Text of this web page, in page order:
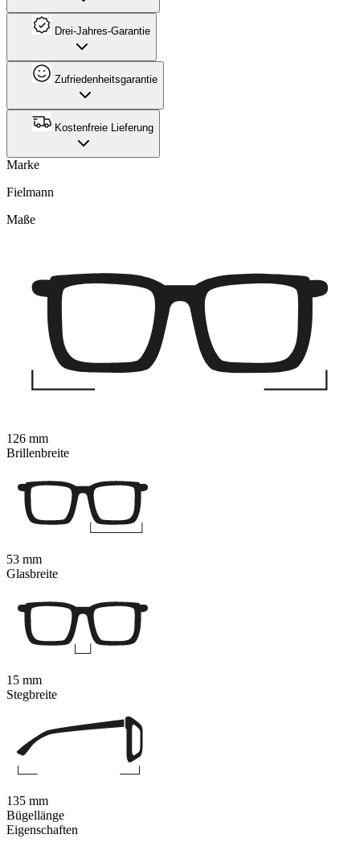
Drei-Jahres-Garantie
Zufriedenheitsgarantie
Kostenfreie Lieferung
Marke
Fielmann
Eigenschaften
Maße
126 mm
Brillenbreite
53 mm
Glasbreite
15 mm
Stegbreite
135 mm
Bügellänge